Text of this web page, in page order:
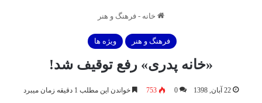
خانه - فرهنگ و هنر
فرهنگ و هنر ویژه ها
«خانه پدری» رفع توقیف شد!
22 آبان, 1398 0
753 خواندن این مطلب 1 دقیقه زمان میبرد